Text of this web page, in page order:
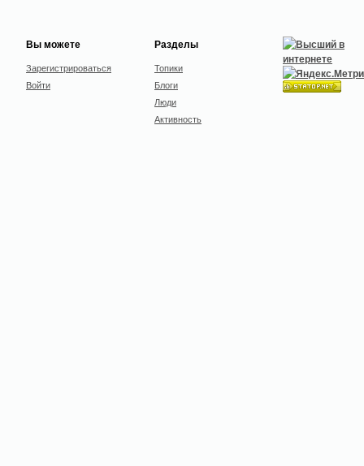
Вы можете
Зарегистрироваться
Войти
Разделы
Топики
Блоги
Люди
Активность